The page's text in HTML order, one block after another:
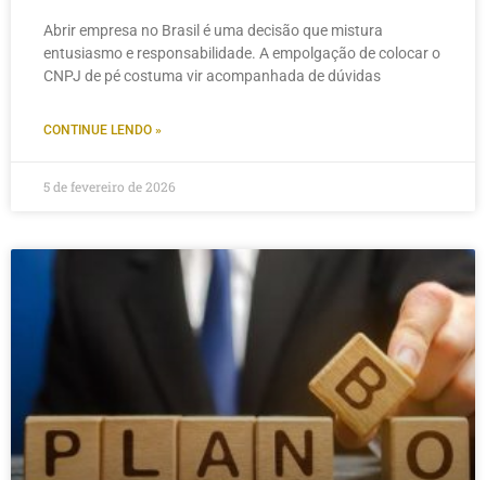
Abrir empresa no Brasil é uma decisão que mistura
entusiasmo e responsabilidade. A empolgação de colocar o
CNPJ de pé costuma vir acompanhada de dúvidas
CONTINUE LENDO »
5 de fevereiro de 2026